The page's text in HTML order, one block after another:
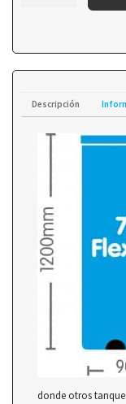
Descripción
donde otros